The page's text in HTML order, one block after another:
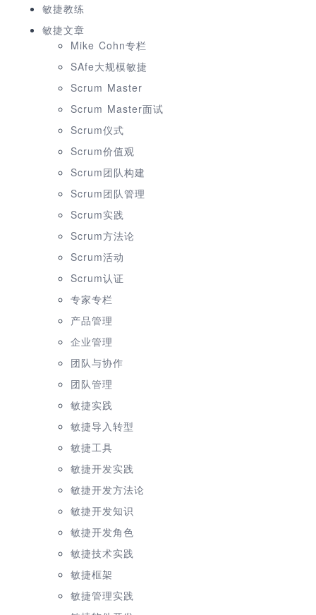
敏捷教练
敏捷文章
Mike Cohn专栏
SAfe大规模敏捷
Scrum Master
Scrum Master面试
Scrum仪式
Scrum价值观
Scrum团队构建
Scrum团队管理
Scrum实践
Scrum方法论
Scrum活动
Scrum认证
专家专栏
产品管理
企业管理
团队与协作
团队管理
敏捷实践
敏捷导入转型
敏捷工具
敏捷开发实践
敏捷开发方法论
敏捷开发知识
敏捷开发角色
敏捷技术实践
敏捷框架
敏捷管理实践